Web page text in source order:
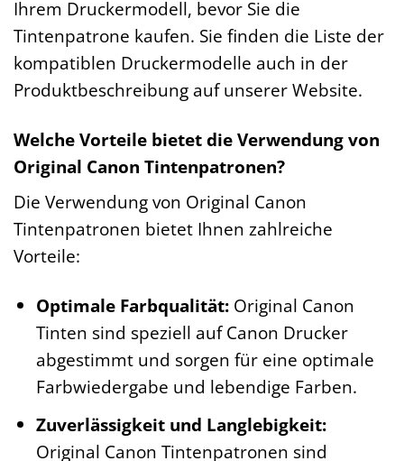
Ihrem Druckermodell, bevor Sie die
Tintenpatrone kaufen. Sie finden die Liste der
kompatiblen Druckermodelle auch in der
Produktbeschreibung auf unserer Website.
Welche Vorteile bietet die Verwendung von
Original Canon Tintenpatronen?
Die Verwendung von Original Canon
Tintenpatronen bietet Ihnen zahlreiche
Vorteile:
Optimale Farbqualität:Original Canon
Tinten sind speziell auf Canon Drucker
abgestimmt und sorgen für eine optimale
Farbwiedergabe und lebendige Farben.
Zuverlässigkeit und Langlebigkeit:
Original Canon Tintenpatronen sind